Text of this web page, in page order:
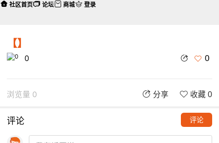
【】
0 0
浏览量 0 分享 收藏 0
评论 评论
社区首页 论坛 商城 登录